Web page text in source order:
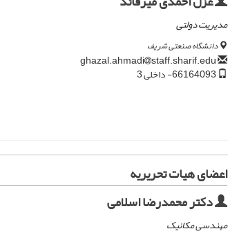
مدیریت دولتی
دانشگاه صنعتی شریف
staff.sharif.edu
اعضای هیات تحریریه
دکتر محمدرضا اسلامی
مهندسی مکانیک